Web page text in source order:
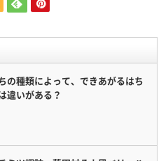
の種類によって、できあがるはち
違いがある？